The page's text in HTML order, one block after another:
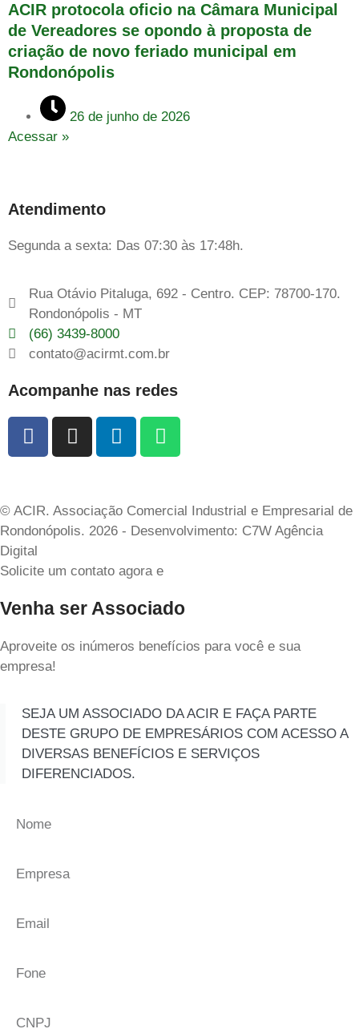
ACIR protocola oficio na Câmara Municipal
de Vereadores se opondo à proposta de
criação de novo feriado municipal em
Rondonópolis
26 de junho de 2026
Acessar »
Atendimento
Segunda a sexta: Das 07:30 às 17:48h.
Rua Otávio Pitaluga, 692 - Centro. CEP: 78700-170.
Rondonópolis - MT
(66) 3439-8000
contato@acirmt.com.br
Acompanhe nas redes
© ACIR. Associação Comercial Industrial e Empresarial de
Rondonópolis. 2026 - Desenvolvimento: C7W Agência
Digital
Solicite um contato agora e
Venha ser Associado
Aproveite os inúmeros benefícios para você e sua
empresa!
SEJA UM ASSOCIADO DA ACIR E FAÇA PARTE
DESTE GRUPO DE EMPRESÁRIOS COM ACESSO A
DIVERSAS BENEFÍCIOS E SERVIÇOS
DIFERENCIADOS.